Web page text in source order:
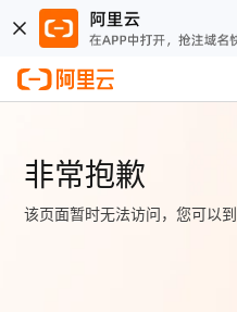
非常抱歉
该页面暂时无法访问，您可以